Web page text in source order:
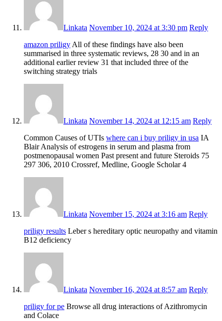
Linkata November 10, 2024 at 3:30 pm Reply
amazon priligy All of these findings have also been
summarised in three systematic reviews, 28 30 and in an
additional earlier review 31 that included three of the
switching strategy trials
Linkata November 14, 2024 at 12:15 am Reply
Common Causes of UTIs where can i buy priligy in usa IA
Blair Analysis of estrogens in serum and plasma from
postmenopausal women Past present and future Steroids 75
297 306, 2010 Crossref, Medline, Google Scholar 4
Linkata November 15, 2024 at 3:16 am Reply
priligy results Leber s hereditary optic neuropathy and vitamin
B12 deficiency
Linkata November 16, 2024 at 8:57 am Reply
priligy for pe Browse all drug interactions of Azithromycin
and Colace